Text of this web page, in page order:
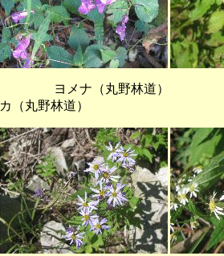
ヨメナ（丸野林道） ヤ
カ（丸野林道）